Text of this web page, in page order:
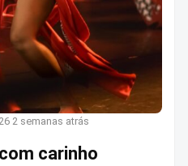
2 semanas atrás
carinho